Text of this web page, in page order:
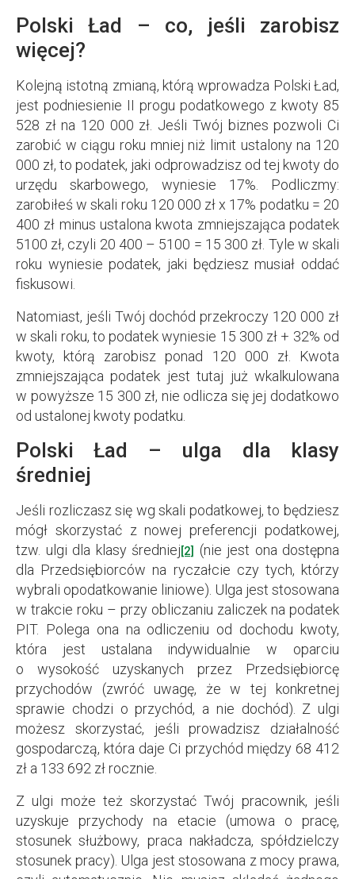
Polski Ład – co, jeśli zarobisz
więcej?
Kolejną istotną zmianą, którą wprowadza Polski Ład,
jest podniesienie II progu podatkowego z kwoty 85
528 zł na 120 000 zł. Jeśli Twój biznes pozwoli Ci
zarobić w ciągu roku mniej niż limit ustalony na 120
000 zł, to podatek, jaki odprowadzisz od tej kwoty do
urzędu skarbowego, wyniesie 17%. Podliczmy:
zarobiłeś w skali roku 120 000 zł x 17% podatku = 20
400 zł minus ustalona kwota zmniejszająca podatek
5100 zł, czyli 20 400 – 5100 = 15 300 zł. Tyle w skali
roku wyniesie podatek, jaki będziesz musiał oddać
fiskusowi.
Natomiast, jeśli Twój dochód przekroczy 120 000 zł
w skali roku, to podatek wyniesie 15 300 zł + 32% od
kwoty, którą zarobisz ponad 120 000 zł. Kwota
zmniejszająca podatek jest tutaj już wkalkulowana
w powyższe 15 300 zł, nie odlicza się jej dodatkowo
od ustalonej kwoty podatku.
Polski Ład – ulga dla klasy
średniej
Jeśli rozliczasz się wg skali podatkowej, to będziesz
mógł skorzystać z nowej preferencji podatkowej,
tzw. ulgi dla klasy średniej[2]
(nie jest ona dostępna
dla Przedsiębiorców na ryczałcie czy tych, którzy
wybrali opodatkowanie liniowe). Ulga jest stosowana
w trakcie roku – przy obliczaniu zaliczek na podatek
PIT. Polega ona na odliczeniu od dochodu kwoty,
która jest ustalana indywidualnie w oparciu
o wysokość uzyskanych przez Przedsiębiorcę
przychodów (zwróć uwagę, że w tej konkretnej
sprawie chodzi o przychód, a nie dochód). Z ulgi
możesz skorzystać, jeśli prowadzisz działalność
gospodarczą, która daje Ci przychód między 68 412
zł a 133 692 zł rocznie.
Z ulgi może też skorzystać Twój pracownik, jeśli
uzyskuje przychody na etacie (umowa o pracę,
stosunek służbowy, praca nakładcza, spółdzielczy
stosunek pracy). Ulga jest stosowana z mocy prawa,